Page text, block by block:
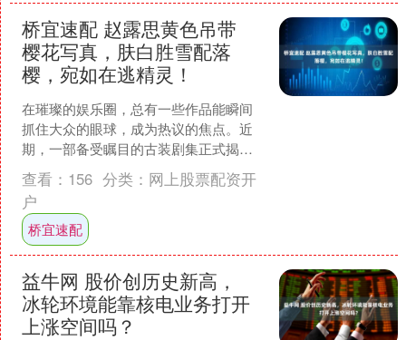
桥宜速配 赵露思黄色吊带
樱花写真，肤白胜雪配落
樱，宛如在逃精灵！
在璀璨的娱乐圈，总有一些作品能瞬间
抓住大众的眼球，成为热议的焦点。近
期，一部备受瞩目的古装剧集正式揭开
了神秘面纱，其精美的视觉呈现和强大
的演员阵容，迅速在观众间....
查看： 156 分类： 网上股票配资开
户
桥宜速配
益牛网 股价创历史新高，
冰轮环境能靠核电业务打开
上涨空间吗？